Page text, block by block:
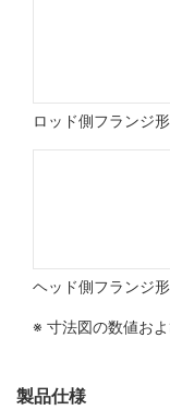
ロッド側フランジ形
ヘッド側フランジ形
※ 寸法図の数値お
製品仕様